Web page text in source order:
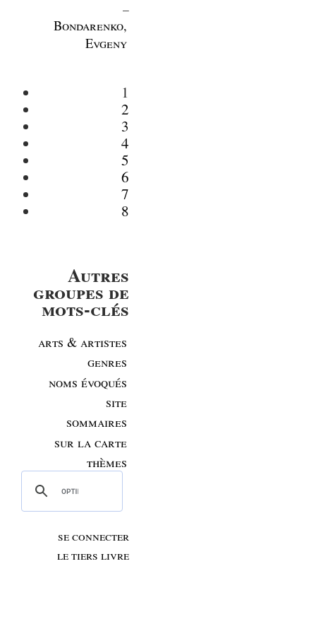
Bondarenko,
Evgeny
1
2
3
4
5
6
7
8
Autres
groupes de
mots-clés
arts & artistes
genres
noms évoqués
site
sommaires
sur la carte
thèmes
se connecter
le tiers livre